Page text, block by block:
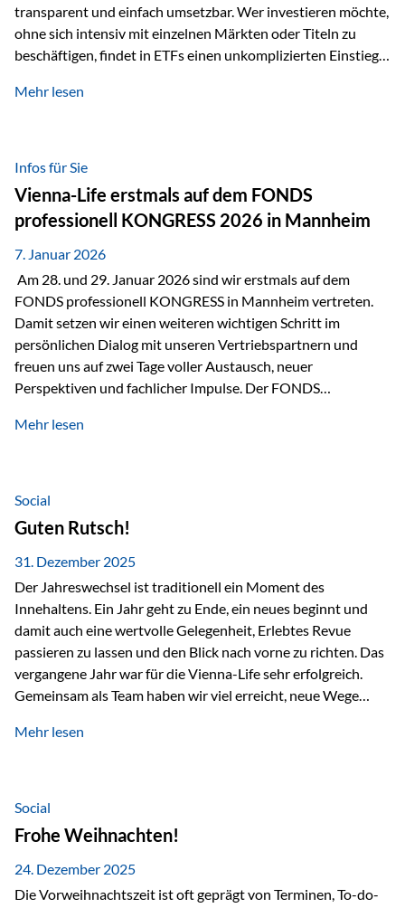
transparent und einfach umsetzbar. Wer investieren möchte,
ohne sich intensiv mit einzelnen Märkten oder Titeln zu
beschäftigen, findet in ETFs einen unkomplizierten Einstieg
werden häufig kritisch betrachtet. Sie gelten als teurer,
Beide Ansätze haben ihre Berechtigung und ihre Stärken
entfalten sie oft gerade in Kombination. ETFs: Effizient, breit
gestreut und klar strukturiert…
Mehr lesen
Infos für Sie
Vienna-Life erstmals auf dem FONDS
professionell KONGRESS 2026 in Mannheim
7. Januar 2026
Am 28. und 29. Januar 2026 sind wir erstmals auf dem
FONDS professionell KONGRESS in Mannheim vertreten.
Damit setzen wir einen weiteren wichtigen Schritt im
persönlichen Dialog mit unseren Vertriebspartnern und
freuen uns auf zwei Tage voller Austausch, neuer
Perspektiven und fachlicher Impulse. Der FONDS
Branchentreffen für Finanz- und Versicherungsprofis im
Vermögensstrukturierung und Nachfolgeplanung
gemeinsam zu diskutieren. Persönlich für Sie vor Ort An
beiden Kongresstagen stehen Ihnen Maximilian
Fichtenbauer, Dirk…
Mehr lesen
Social
Guten Rutsch!
31. Dezember 2025
Der Jahreswechsel ist traditionell ein Moment des
Innehaltens. Ein Jahr geht zu Ende, ein neues beginnt und
damit auch eine wertvolle Gelegenheit, Erlebtes Revue
passieren zu lassen und den Blick nach vorne zu richten. Das
vergangene Jahr war für die Vienna-Life sehr erfolgreich.
Gemeinsam als Team haben wir viel erreicht, neue Wege
Veranstaltungen wie der Schnifisschnauf, aber auch unsere
starkes Miteinander ist. Neben diesen gemeinsamen
Erlebnissen konnten wir…
Mehr lesen
Social
Frohe Weihnachten!
24. Dezember 2025
Die Vorweihnachtszeit ist oft geprägt von Terminen, To-do-